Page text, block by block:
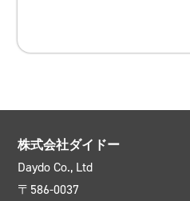
株式会社ダイドー
Daydo Co., Ltd
〒586-0037